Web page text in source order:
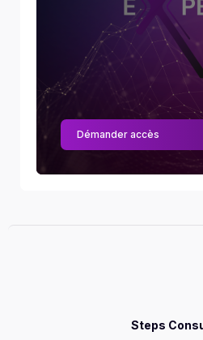
La voix parle pour vous :
votre diction. Testez votre
pour éviter les distorsions.
soyez vivant et captivant.
pour avoir une voix
essentielle pour une voix
Faites des exercices de
diaphragme. Pratiquez la
meilleure clarté et contrôle
votre nuque et vos épaules
posture. Suivez des étapes
Continuez a lire
Démander accès
Steps